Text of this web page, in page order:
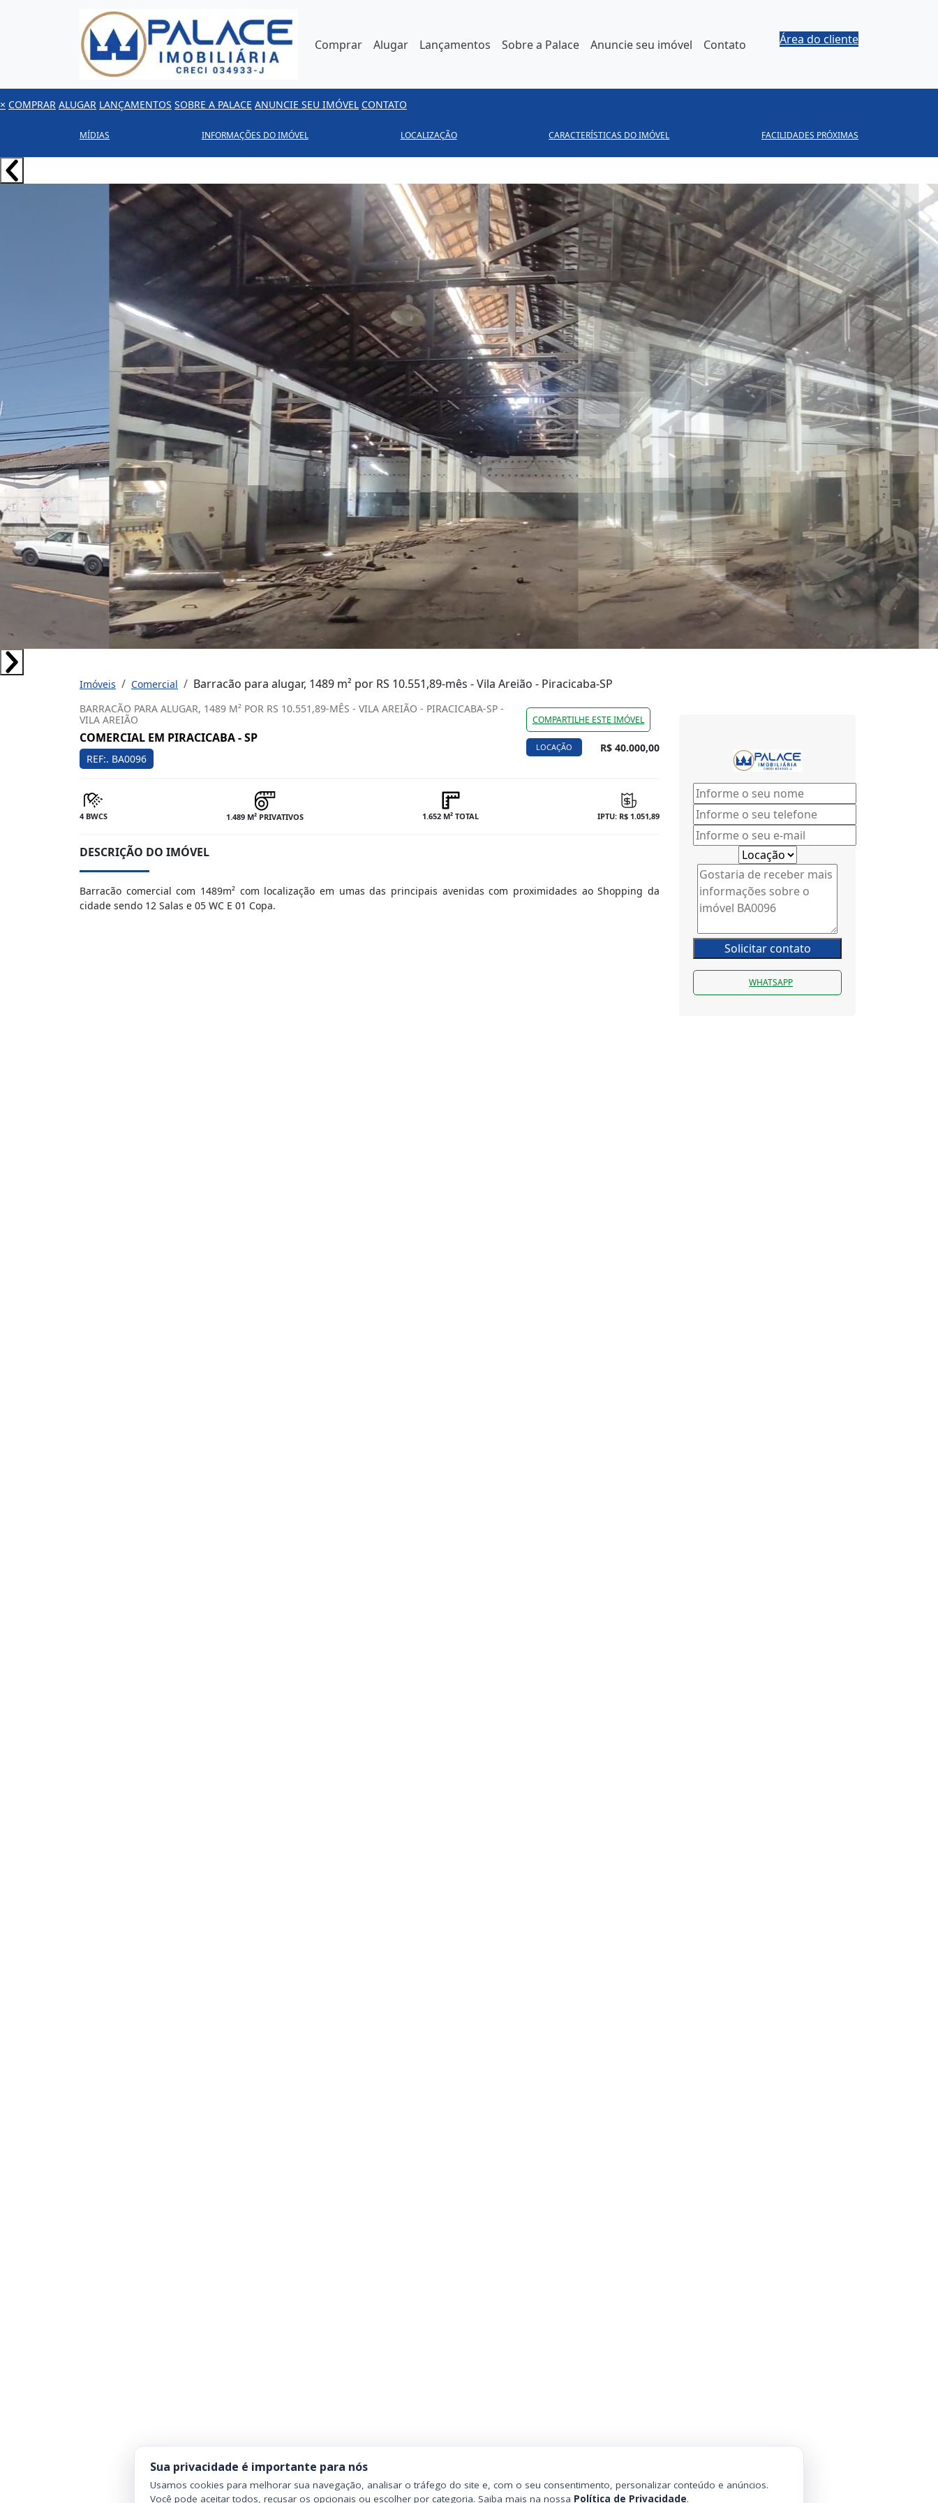
Comprar Alugar Lançamentos Sobre a Palace Anuncie seu imóvel Contato Área do cliente
× COMPRAR ALUGAR LANÇAMENTOS SOBRE A PALACE ANUNCIE SEU IMÓVEL CONTATO
MÍDIAS INFORMAÇÕES DO IMÓVEL LOCALIZAÇÃO CARACTERÍSTICAS DO IMÓVEL FACILIDADES PRÓXIMAS
Imóveis Comercial Barracão para alugar, 1489 m² por RS 10.551,89-mês - Vila Areião - Piracicaba-SP
BARRACÃO PARA ALUGAR, 1489 M² POR RS 10.551,89-MÊS - VILA AREIÃO - PIRACICABA-SP -
VILA AREIÃO
COMERCIAL EM PIRACICABA - SP
REF:. BA0096
COMPARTILHE ESTE IMÓVEL
LOCAÇÃO R$ 40.000,00
4 BWCS 1.489 M² PRIVATIVOS 1.652 M² TOTAL IPTU: R$ 1.051,89
DESCRIÇÃO DO IMÓVEL
Barracão comercial com 1489m² com localização em umas das principais avenidas com proximidades ao Shopping da
cidade sendo 12 Salas e 05 WC E 01 Copa.
Solicitar contato
WHATSAPP
Sua privacidade é importante para nós
Usamos cookies para melhorar sua navegação, analisar o tráfego do site e, com o seu consentimento, personalizar conteúdo e anúncios.
Você pode aceitar todos, recusar os opcionais ou escolher por categoria. Saiba mais na nossa Política de Privacidade.